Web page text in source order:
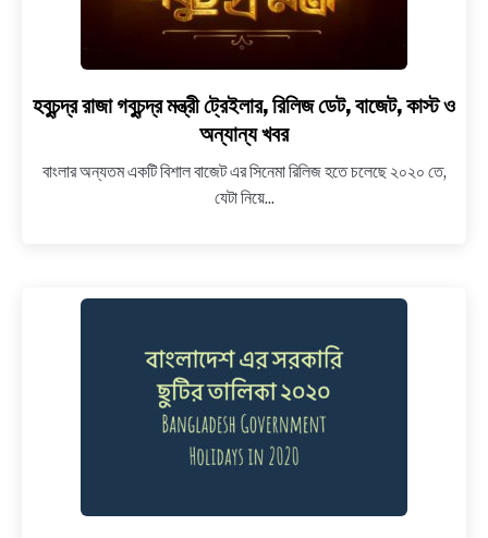
link
to
রাজা
গবুচন্দ্র
কাস্ট
ও
অন্যান্য
খবর
হবুচন্দ্র রাজা গবুচন্দ্র মন্ত্রী ট্রেইলার, রিলিজ ডেট, বাজেট, কাস্ট ও
অন্যান্য খবর
বাংলার অন্যতম একটি বিশাল বাজেট এর সিনেমা রিলিজ হতে চলেছে ২০২০ তে,
যেটা নিয়ে...